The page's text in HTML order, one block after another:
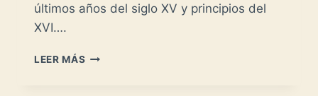
últimos años del siglo XV y principios del
XVI….
LEER MÁS CUAUHTÉMOC